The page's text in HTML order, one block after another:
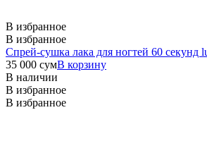
В избранное
В избранное
Спрей-сушка лака для ногтей 60 секунд
35 000 сумВ корзину
В наличии
В избранное
В избранное